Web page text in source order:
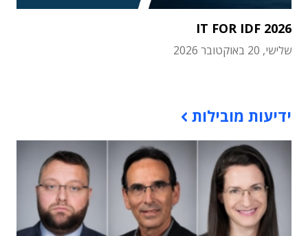
IT FOR IDF 2026
שלישי, 20 באוקטובר 2026
ידיעות מובילות